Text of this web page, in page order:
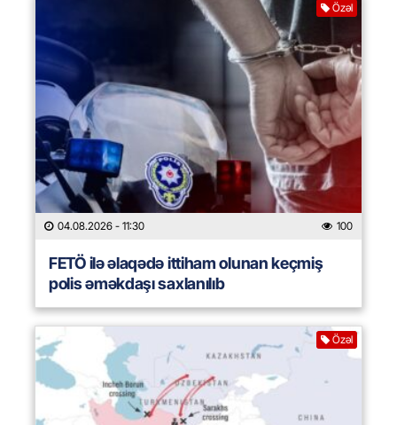
Özəl
04.08.2026 - 11:30 100
FETÖ ilə əlaqədə ittiham olunan keçmiş
polis əməkdaşı saxlanılıb
Özəl